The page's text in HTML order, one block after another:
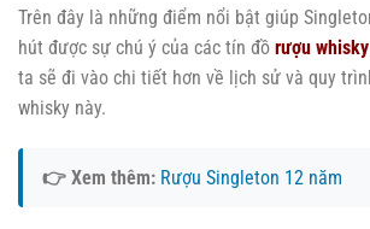
Trên đây là những điểm nổi bật giúp
hút được sự chú ý của các tín đồ rượu whisky
ta sẽ đi vào chi tiết hơn về lịch sử và quy
whisky này.
👉 Xem thêm: Rượu Singleton 12 năm